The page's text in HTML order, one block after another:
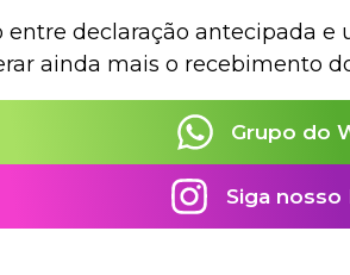
entre declaração antecipada
ainda mais o recebimento
Grupo do
Siga nosso